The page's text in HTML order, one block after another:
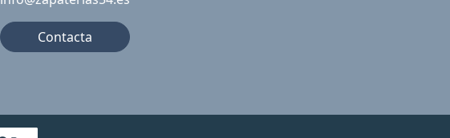
Contacta